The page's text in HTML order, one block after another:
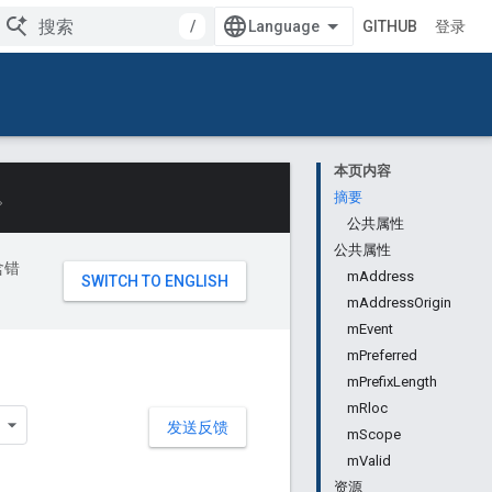
/ GITHUB 登录
本页内容
摘要
公共属性
公共属性
mAddress
mAddressOrigin
mEvent
mPreferred
mPrefixLength
mRloc
mScope
mValid
资源
错
发送反馈